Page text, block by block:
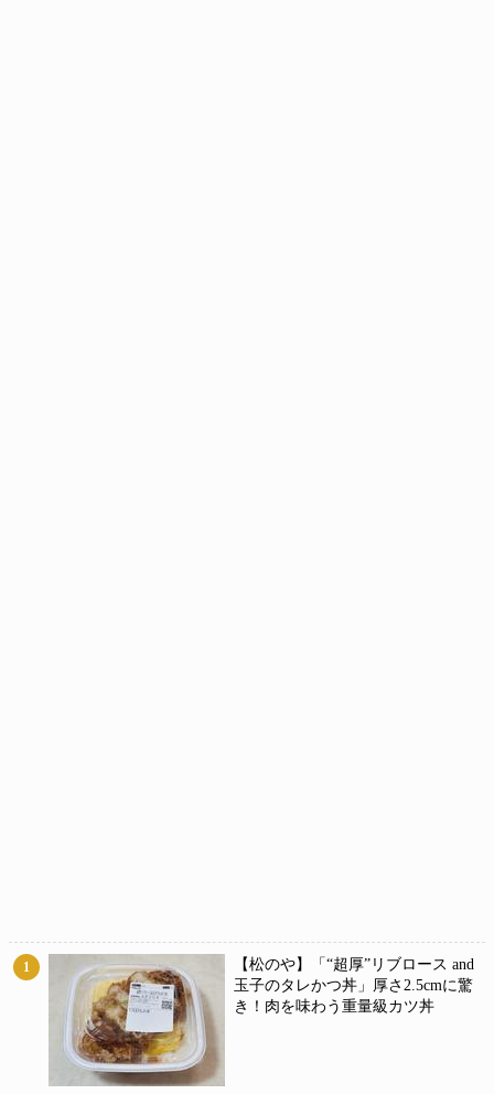
1
【松のや】「“超厚”リブロース and
玉子のタレかつ丼」厚さ2.5cmに驚
き！肉を味わう重量級カツ丼